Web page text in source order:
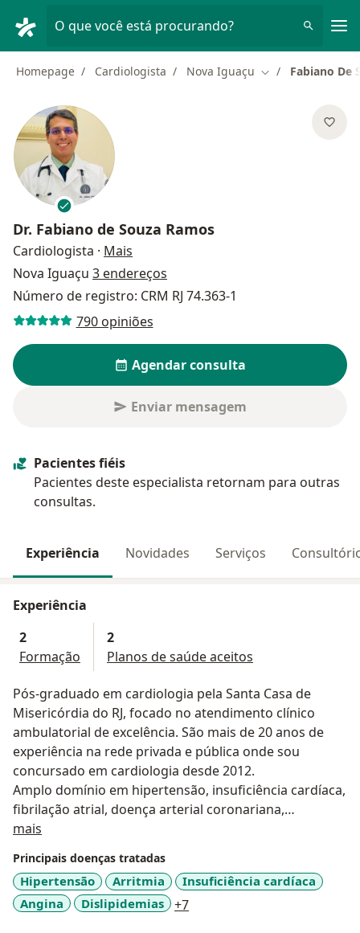
O que você está procurando?
Homepage Cardiologista Nova Iguaçu Mudar de cidade
Fabiano De
Dr. Fabiano de Souza Ramos
Cardiologista · Mais
Nova Iguaçu 3 endereços
Número de registro: CRM RJ 74.363-1
790 opiniões
Agendar consulta
Enviar mensagem
Pacientes fiéis
Pacientes deste especialista retornam para outras
consultas.
Experiência Novidades Serviços
Experiência
2
Formação
2
Planos de saúde aceitos
Pós-graduado em cardiologia pela Santa Casa de
Misericórdia do RJ, focado no atendimento clínico
ambulatorial de excelência. São mais de 20 anos de
experiência na rede privada e pública onde sou
concursado em cardiologia desde 2012.
Amplo domínio em hipertensão, insuficiência cardíaca,
fibrilação atrial, doença arterial coronariana,
dislipidemia e diabetes do tipo 2. Atuante em diversos
do Departamento de Hipertensão Arterial da
Sociedade Brasileira de Cardiologia (DHA/SBC) no
estado do RJ, biênio 2020-2021. Diretor financeiro da
mais
Principais doenças tratadas
Hipertensão Arritmia
Insuficiência cardíaca
Angina
Dislipidemias +7a11y_sr_more_diseases